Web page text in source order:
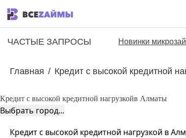
ЧАСТЫЕ ЗАПРОСЫ Новинки
Главная / Кредит с высокой кредитной
Кредит с высокой кредитной нагрузкойв Алматы
Выбрать город...
Кредит с высокой кредитной нагрузкой в